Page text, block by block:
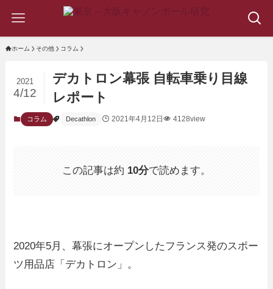
ホーム その他 コラム
デカトロン幕張 自転車乗り目線
レポート
2021
4/12
コラム Decathlon 2021年4月12日 4128view
この記事は約 10分で読めます。
2020年5月、幕張にオープンしたフランス発のスポー
ツ用品店「デカトロン」。